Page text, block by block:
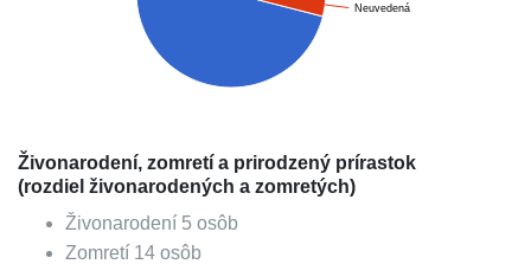
Neuvedená
Živonarodení, zomretí a prirodzený prírastok
(rozdiel živonarodených a zomretých)
Živonarodení 5 osôb
Zomretí 14 osôb